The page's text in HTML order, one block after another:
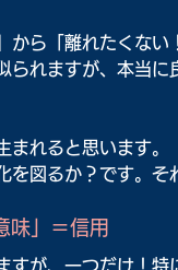
から「離れたくない
られますが、本当
れると思います。
図るか？です。そ
味」＝信用
すが、一つだけ！